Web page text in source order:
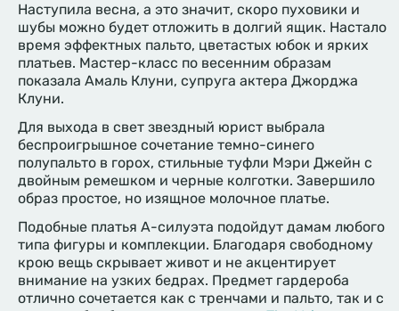
Наступила весна, а это значит, скоро пуховики и
шубы можно будет отложить в долгий ящик. Настало
время эффектных пальто, цветастых юбок и ярких
платьев. Мастер-класс по весенним образам
показала Амаль Клуни, супруга актера Джорджа
Клуни.
Для выхода в свет звездный юрист выбрала
беспроигрышное сочетание темно-синего
полупальто в горох, стильные туфли Мэри Джейн с
двойным ремешком и черные колготки. Завершило
образ простое, но изящное молочное платье.
Подобные платья А-силуэта подойдут дамам любого
типа фигуры и комплекции. Благодаря свободному
крою вещь скрывает живот и не акцентирует
внимание на узких бедрах. Предмет гардероба
отлично сочетается как с тренчами и пальто, так и с